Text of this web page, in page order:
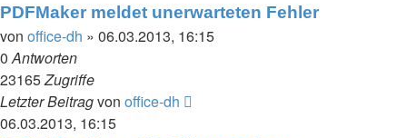
PDFMaker meldet unerwarteten Fehler
von office-dh » 06.03.2013, 16:15
0Antworten
23165Zugriffe
Letzter Beitragvon office-dh
06.03.2013, 16:15